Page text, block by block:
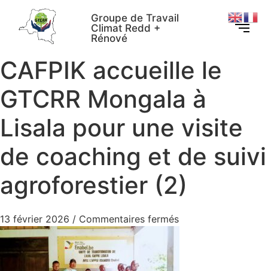
Groupe de Travail
Climat Redd +
Rénové
CAFPIK accueille le
GTCRR Mongala à
Lisala pour une visite
de coaching et de suivi
agroforestier (2)
13 février 2026 / Commentaires fermés